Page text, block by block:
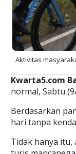
Aktivitas
Kwarta5.com
normal, Sabtu
Berdasarkan
hari tanpa
Tidak hanya itu,